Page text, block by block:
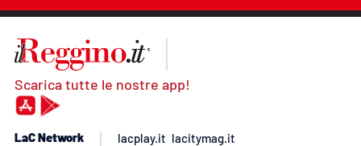
Scarica tutte le nostre app!
LaC Network
lacplay.it lacitymag.it